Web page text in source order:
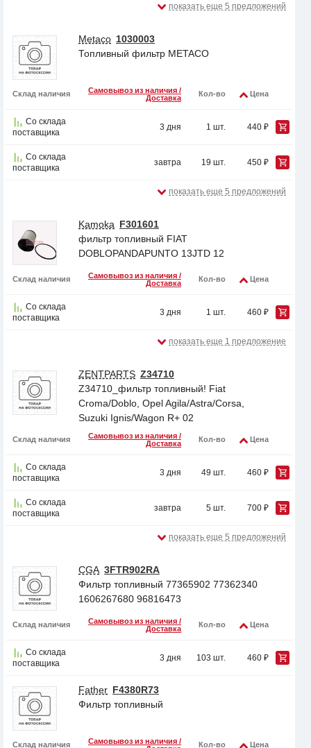
показать еще 5 предложений
Metaco 1030003
Топливный фильтр METACO
Склад наличия
Самовывоз из наличия /
Доставка
Кол-во Цена
Со склада
поставщика
3 дня 1 шт. 440 ₽
Со склада
поставщика
завтра 19 шт. 450 ₽
показать еще 5 предложений
Kamoka F301601
фильтр топливный FIAT
DOBLOPANDAPUNTO 13JTD 12
Склад наличия
Самовывоз из наличия /
Доставка
Кол-во Цена
Со склада
поставщика
3 дня 1 шт. 460 ₽
показать еще 1 предложение
ZENTPARTS Z34710
Z34710_фильтр топливный! Fiat
Croma/Doblo, Opel Agila/Astra/Corsa,
Suzuki Ignis/Wagon R+ 02
Склад наличия
Самовывоз из наличия /
Доставка
Кол-во Цена
Со склада
поставщика
3 дня 49 шт. 460 ₽
Со склада
поставщика
завтра 5 шт. 700 ₽
показать еще 5 предложений
CGA 3FTR902RA
Фильтр топливный 77365902 77362340
1606267680 96816473
Склад наличия
Самовывоз из наличия /
Доставка
Кол-во Цена
Со склада
поставщика
3 дня 103 шт. 460 ₽
Father F4380R73
Фильтр топливный
Склад наличия
Самовывоз из наличия /
Кол-во Цена